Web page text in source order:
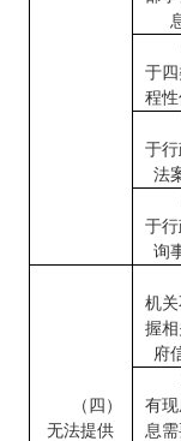
于
程
于
法
于
询
（四）
无法提供
机
握
府
有
息